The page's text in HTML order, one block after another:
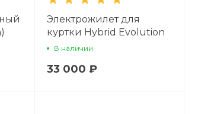
Электрожилет для
куртки Hybrid Evolution
В наличии
33 000 ₽